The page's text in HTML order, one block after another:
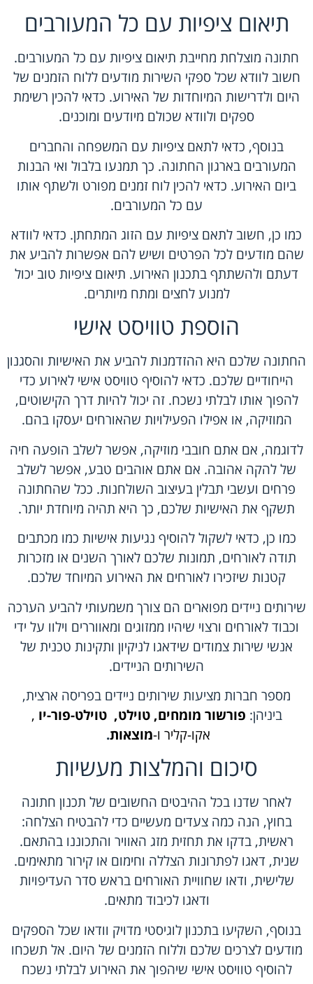
תיאום ציפיות עם כל המעורבים
חתונה מוצלחת מחייבת תיאום ציפיות עם כל המעורבים.
חשוב לוודא שכל ספקי השירות מודעים ללוח הזמנים של
היום ולדרישות המיוחדות של האירוע. כדאי להכין רשימת
ספקים ולוודא שכולם מיודעים ומוכנים.
בנוסף, כדאי לתאם ציפיות עם המשפחה והחברים
המעורבים בארגון החתונה. כך תמנעו בלבול ואי הבנות
ביום האירוע. כדאי להכין לוח זמנים מפורט ולשתף אותו
עם כל המעורבים.
כמו כן, חשוב לתאם ציפיות עם הזוג המתחתן. כדאי לוודא
שהם מודעים לכל הפרטים ושיש להם אפשרות להביע את
דעתם ולהשתתף בתכנון האירוע. תיאום ציפיות טוב יכול
למנוע לחצים ומתח מיותרים.
הוספת טוויסט אישי
החתונה שלכם היא ההזדמנות להביע את האישיות והסגנון
הייחודיים שלכם. כדאי להוסיף טוויסט אישי לאירוע כדי
להפוך אותו לבלתי נשכח. זה יכול להיות דרך הקישוטים,
המוזיקה, או אפילו הפעילויות שהאורחים יעסקו בהם.
לדוגמה, אם אתם חובבי מוזיקה, אפשר לשלב הופעה חיה
של להקה אהובה. אם אתם אוהבים טבע, אפשר לשלב
פרחים ועשבי תבלין בעיצוב השולחנות. ככל שהחתונה
תשקף את האישיות שלכם, כך היא תהיה מיוחדת יותר.
כמו כן, כדאי לשקול להוסיף נגיעות אישיות כמו מכתבים
תודה לאורחים, תמונות שלכם לאורך השנים או מזכרות
קטנות שיזכירו לאורחים את האירוע המיוחד שלכם.
שירותים ניידים מפוארים הם צורך משמעותי להביע הערכה
וכבוד לאורחים ורצוי שיהיו ממזוגים ומאווררים וילוו על ידי
אנשי שירות צמודים שידאגו לניקיון ותקינות טכנית של
השירותים הניידים.
מספר חברות מציעות שירותים ניידים בפריסה ארצית,
ביניהן: פורשור מומחים,טוילט,טוילט-פור-יו ,
אקו-קליר ו-מוצאות.
סיכום והמלצות מעשיות
לאחר שדנו בכל ההיבטים החשובים של תכנון חתונה
בחוץ, הנה כמה צעדים מעשיים כדי להבטיח הצלחה:
ראשית, בדקו את תחזית מזג האוויר והתכוננו בהתאם.
שנית, דאגו לפתרונות הצללה וחימום או קירור מתאימים.
שלישית, ודאו שחוויית האורחים בראש סדר העדיפויות
ודאגו לכיבוד מתאים.
בנוסף, השקיעו בתכנון לוגיסטי מדויק וודאו שכל הספקים
מודעים לצרכים שלכם וללוח הזמנים של היום. אל תשכחו
להוסיף טוויסט אישי שיהפוך את האירוע לבלתי נשכח